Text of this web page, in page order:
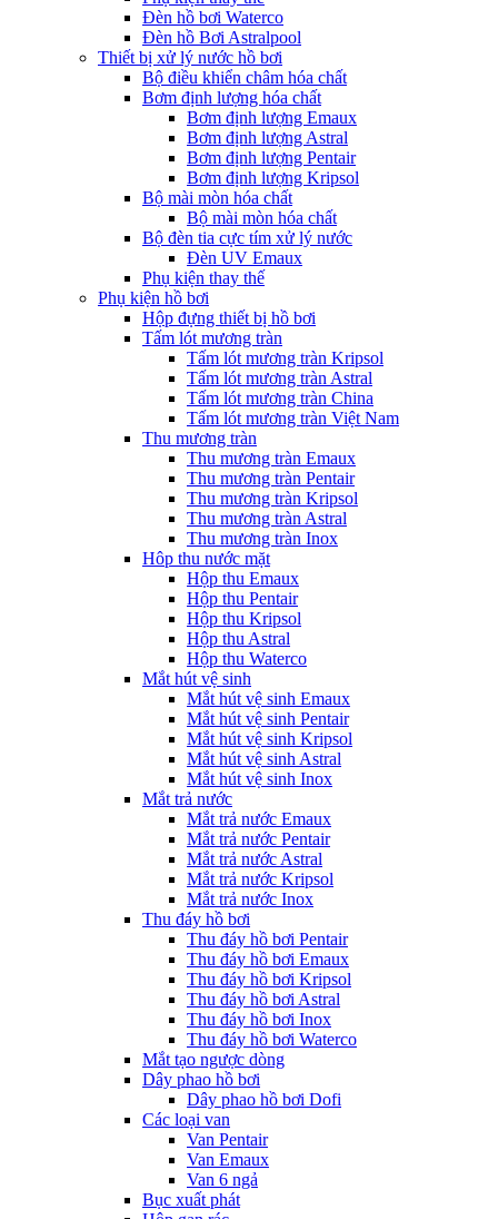
Đèn hồ bơi Waterco
Đèn hồ Bơi Astralpool
Thiết bị xử lý nước hồ bơi
Bộ điều khiển châm hóa chất
Bơm định lượng hóa chất
Bơm định lượng Emaux
Bơm định lượng Astral
Bơm định lượng Pentair
Bơm định lượng Kripsol
Bộ mài mòn hóa chất
Bộ mài mòn hóa chất
Bộ đèn tia cực tím xử lý nước
Đèn UV Emaux
Phụ kiện thay thế
Phụ kiện hồ bơi
Hộp đựng thiết bị hồ bơi
Tấm lót mương tràn
Tấm lót mương tràn Kripsol
Tấm lót mương tràn Astral
Tấm lót mương tràn China
Tấm lót mương tràn Việt Nam
Thu mương tràn
Thu mương tràn Emaux
Thu mương tràn Pentair
Thu mương tràn Kripsol
Thu mương tràn Astral
Thu mương tràn Inox
Hôp thu nước mặt
Hộp thu Emaux
Hộp thu Pentair
Hộp thu Kripsol
Hộp thu Astral
Hộp thu Waterco
Mắt hút vệ sinh
Mắt hút vệ sinh Emaux
Mắt hút vệ sinh Pentair
Mắt hút vệ sinh Kripsol
Mắt hút vệ sinh Astral
Mắt hút vệ sinh Inox
Mắt trả nước
Mắt trả nước Emaux
Mắt trả nước Pentair
Mắt trả nước Astral
Mắt trả nước Kripsol
Mắt trả nước Inox
Thu đáy hồ bơi
Thu đáy hồ bơi Pentair
Thu đáy hồ bơi Emaux
Thu đáy hồ bơi Kripsol
Thu đáy hồ bơi Astral
Thu đáy hồ bơi Inox
Thu đáy hồ bơi Waterco
Mắt tạo ngược dòng
Dây phao hồ bơi
Dây phao hồ bơi Dofi
Các loại van
Van Pentair
Van Emaux
Van 6 ngả
Bục xuất phát